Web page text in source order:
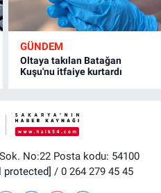
GÜNDEM
Oltaya takılan Batağan
Kuşu'nu itfaiye kurtardı
No:22 Posta kodu: 54100
protected] / 0 264 279 45 45